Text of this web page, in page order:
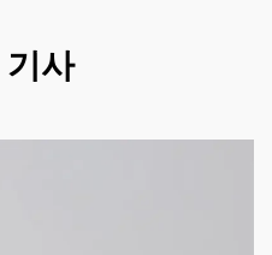
사